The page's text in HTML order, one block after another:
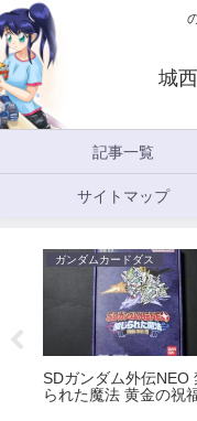
城
記事一覧
サイトマップ
ガンダムカードダス
SDガンダム外伝NEO
られた魔法 黄金の祝